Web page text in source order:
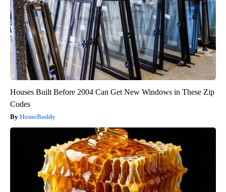
Houses Built Before 2004 Can Get New Windows in These Zip
Codes
HomeBuddy